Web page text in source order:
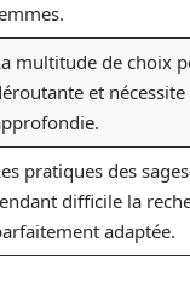
multitude de choix
et
pratiques des
difficile la
adaptée.